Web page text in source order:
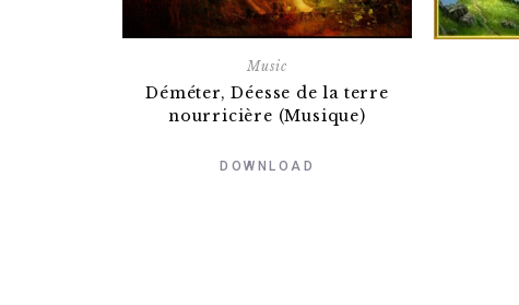
Music
Déméter, Déesse de la terre
nourricière (Musique)
DOWNLOAD